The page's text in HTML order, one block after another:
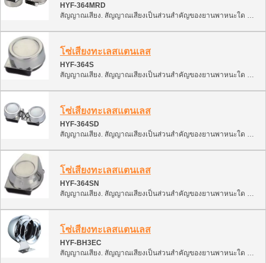
HYF-364MRD
สัญญาณเสียง. สัญญาณเสียงเป็นส่วนสำคัญของยานพาหนะใด ๆ. ให้สัญญาณเพื่อป้องกันเหตุฉุกเฉิน. การจำแนกประเภทนี้มีหลายประเภทของสัญญาณเสียง สามารถติดตั้งและใช้งานบนเรือ, เรือยนต์, ATV, สโนว์โมบิล และเรือยนต์. 1. สัญญาณอิเล็กทรอนิกส์ (หอยทาก, การตีเสียงโมโนโฟนิก, การตีเสียงสองสี) 2. สัญญาณอากาศ (นิวแมติกพร้อมคอมเพรสเซอร์)
โซ่เสียงทะเลสแตนเลส
HYF-364S
สัญญาณเสียง. สัญญาณเสียงเป็นส่วนสำคัญของยานพาหนะใด ๆ. ให้สัญญาณเพื่อป้องกันเหตุฉุกเฉิน. การจำแนกประเภทนี้มีหลายประเภทของสัญญาณเสียง สามารถติดตั้งและใช้งานบนเรือ, เรือยนต์, ATV, สโนว์โมบิล และเรือยนต์. 1. สัญญาณอิเล็กทรอนิกส์ (หอยทาก, การตีเสียงโมโนโฟนิก, การตีเสียงสองสี) 2. สัญญาณอากาศ (นิวแมติกพร้อมคอมเพรสเซอร์)
โซ่เสียงทะเลสแตนเลส
HYF-364SD
สัญญาณเสียง. สัญญาณเสียงเป็นส่วนสำคัญของยานพาหนะใด ๆ. ให้สัญญาณเพื่อป้องกันเหตุฉุกเฉิน. การจำแนกประเภทนี้มีหลายประเภทของสัญญาณเสียง สามารถติดตั้งและใช้งานบนเรือ, เรือยนต์, ATV, สโนว์โมบิล และเรือยนต์. 1. สัญญาณอิเล็กทรอนิกส์ (หอยทาก, การตีเสียงโมโนโฟนิก, การตีเสียงสองสี) 2. สัญญาณอากาศ (นิวแมติกพร้อมคอมเพรสเซอร์)
โซ่เสียงทะเลสแตนเลส
HYF-364SN
สัญญาณเสียง. สัญญาณเสียงเป็นส่วนสำคัญของยานพาหนะใด ๆ. ให้สัญญาณเพื่อป้องกันเหตุฉุกเฉิน. การจำแนกประเภทนี้มีหลายประเภทของสัญญาณเสียง สามารถติดตั้งและใช้งานบนเรือ, เรือยนต์, ATV, สโนว์โมบิล และเรือยนต์. 1. สัญญาณอิเล็กทรอนิกส์ (หอยทาก, การตีเสียงโมโนโฟนิก, การตีเสียงสองสี) 2. สัญญาณอากาศ (นิวแมติกพร้อมคอมเพรสเซอร์)
โซ่เสียงทะเลสแตนเลส
HYF-BH3EC
สัญญาณเสียง. สัญญาณเสียงเป็นส่วนสำคัญของยานพาหนะใด ๆ. ให้สัญญาณเพื่อป้องกันเหตุฉุกเฉิน. การจำแนกประเภทนี้มีหลายประเภทของสัญญาณเสียง สามารถติดตั้งและใช้งานบนเรือ, เรือยนต์, ATV, สโนว์โมบิล และเรือยนต์. 1. สัญญาณอิเล็กทรอนิกส์ (หอยทาก, การตีเสียงโมโนโฟนิก, การตีเสียงสองสี) 2. สัญญาณอากาศ (นิวแมติกพร้อมคอมเพรสเซอร์)